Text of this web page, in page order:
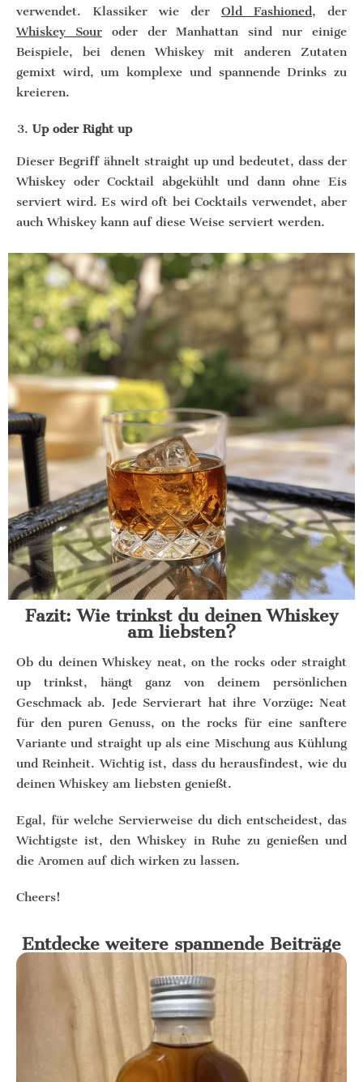
verwendet. Klassiker wie der Old Fashioned, der
Whiskey Souroder der Manhattan sind nur einige
Beispiele, bei denen Whiskey mit anderen Zutaten
gemixt wird, um komplexe und spannende Drinks zu
kreieren.
Up oder Right up
Dieser Begriff ähnelt straight up und bedeutet, dass der
Whiskey oder Cocktail abgekühlt und dann ohne Eis
serviert wird. Es wird oft bei Cocktails verwendet, aber
auch Whiskey kann auf diese Weise serviert werden.
Fazit: Wie trinkst du deinen Whiskey
am liebsten?
Ob du deinen Whiskey neat, on the rocks oder straight
up trinkst, hängt ganz von deinem persönlichen
Geschmack ab. Jede Servierart hat ihre Vorzüge: Neat
für den puren Genuss, on the rocks für eine sanftere
Variante und straight up als eine Mischung aus Kühlung
und Reinheit. Wichtig ist, dass du herausfindest, wie du
deinen Whiskey am liebsten genießt.
Egal, für welche Servierweise du dich entscheidest, das
Wichtigste ist, den Whiskey in Ruhe zu genießen und
die Aromen auf dich wirken zu lassen.
Cheers!
Entdecke weitere spannende Beiträge